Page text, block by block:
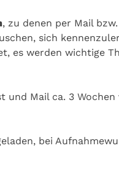
, zu denen per Mail
sich
es werden wichtige
und Mail ca. 3 Wochen
bei